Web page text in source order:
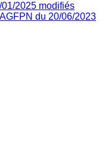
01/2025 modifiés
du 20/06/2023